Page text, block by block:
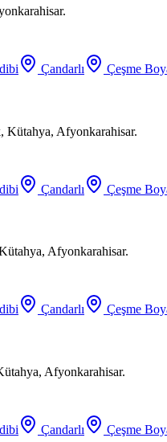
Çandarlı Çeşme
Kütahya, Afyonkarahisar.
Çandarlı Çeşme
Afyonkarahisar.
Çandarlı Çeşme
Afyonkarahisar.
Çandarlı Çeşme